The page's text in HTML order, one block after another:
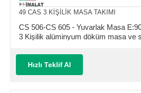
49 CAS 3 KİŞİLİK MASA TAKIMI
CS 506-CS 605 - Yuvarlak Masa
3 Kişilik alüminyum döküm masa ve
Hızlı Teklif Al